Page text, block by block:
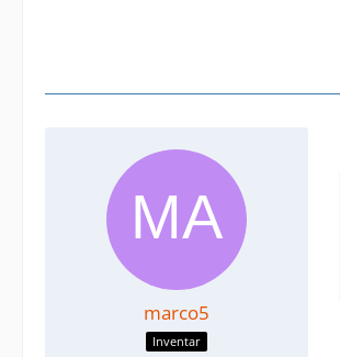
marco5
Inventar